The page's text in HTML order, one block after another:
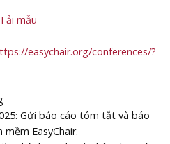
mẫu
easychair.org/conferences/?
Gửi báo cáo tóm tắt và báo
EasyChair.